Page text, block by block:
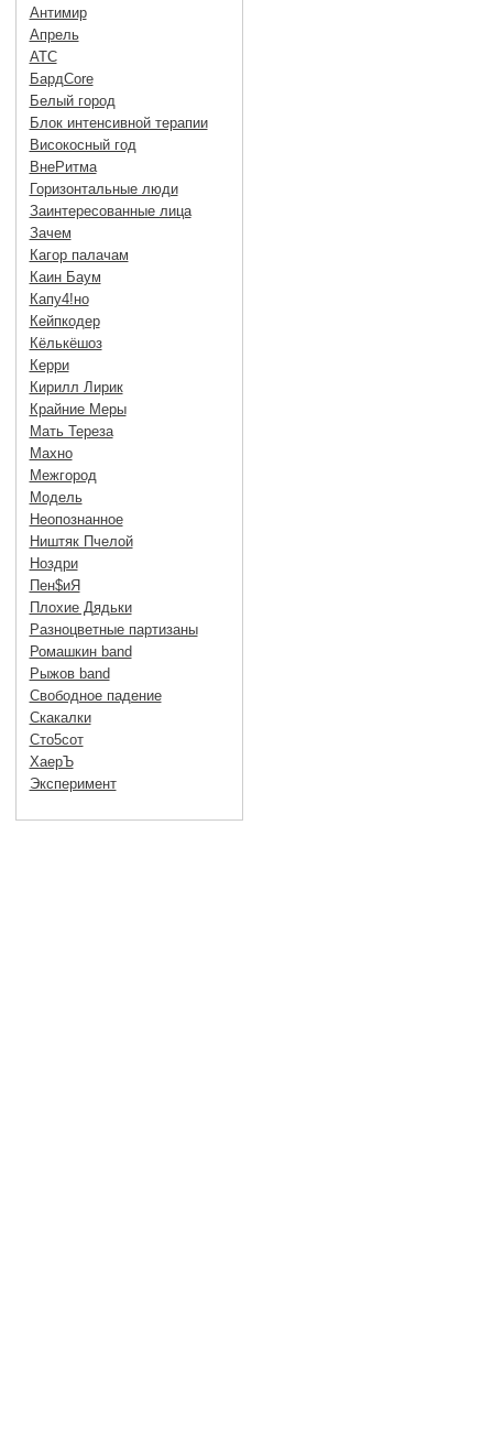
Антимир
Апрель
АТС
БардCore
Белый город
Блок интенсивной терапии
Високосный год
ВнеРитма
Горизонтальные люди
Заинтересованные лица
Зачем
Кагор палачам
Каин Баум
Капу4!но
Кейпкодер
Кёлькёшоз
Керри
Кирилл Лирик
Крайние Меры
Мать Тереза
Махно
Межгород
Модель
Неопознанное
Ништяк Пчелой
Ноздри
Пен$иЯ
Плохие Дядьки
Разноцветные партизаны
Ромашкин band
Рыжов band
Свободное падение
Скакалки
Сто5сот
ХаерЪ
Эксперимент